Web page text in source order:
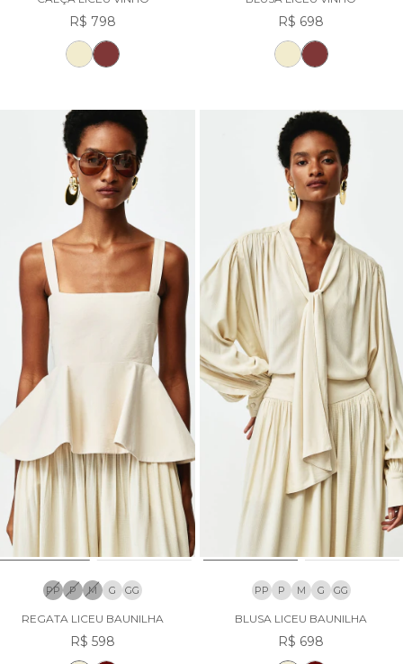
R$ 798 R$ 698
PP P M G GG
REGATA LICEU BAUNILHA
R$ 598
PP P M G GG
BLUSA LICEU BAUNILHA
R$ 698